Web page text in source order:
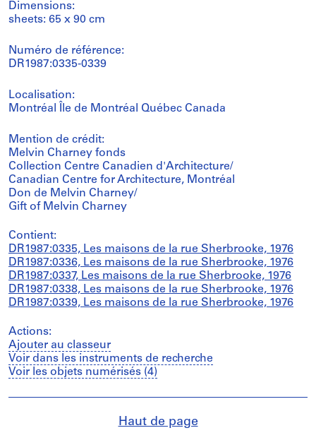
Dimensions:
sheets: 65 x 90 cm
Numéro de référence:
DR1987:0335-0339
Localisation:
Montréal Île de Montréal Québec Canada
Mention de crédit:
Melvin Charney fonds
Collection Centre Canadien d'Architecture/
Canadian Centre for Architecture, Montréal
Don de Melvin Charney/
Gift of Melvin Charney
Contient:
DR1987:0335, Les maisons de la rue Sherbrooke, 1976
DR1987:0336, Les maisons de la rue Sherbrooke, 1976
DR1987:0337, Les maisons de la rue Sherbrooke, 1976
DR1987:0338, Les maisons de la rue Sherbrooke, 1976
DR1987:0339, Les maisons de la rue Sherbrooke, 1976
Actions:
Ajouter au classeur
Voir dans les instruments de recherche
Voir les objets numérisés (4)
Haut de page